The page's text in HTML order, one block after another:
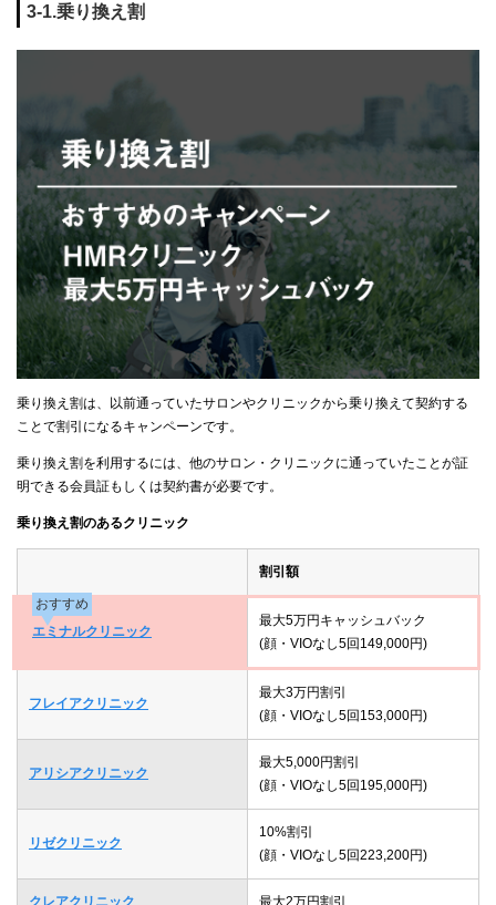
3-1.乗り換え割
乗り換え割は、以前通っていたサロンやクリニックから乗り換えて契約する
ことで割引になるキャンペーンです。
乗り換え割を利用するには、他のサロン・クリニックに通っていたことが証
明できる会員証もしくは契約書が必要です。
乗り換え割のあるクリニック
割引額
おすすめ
エミナルクリニック
最大5万円キャッシュバック
(顔・VIOなし5回149,000円)
フレイアクリニック
最大3万円割引
(顔・VIOなし5回153,000円)
アリシアクリニック
最大5,000円割引
(顔・VIOなし5回195,000円)
リゼクリニック
10%割引
(顔・VIOなし5回223,200円)
クレアクリニック 最大2万円割引